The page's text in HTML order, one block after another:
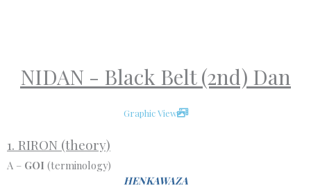
NIDAN - Black Belt (2nd) Dan
Graphic View
1. RIRON (theory)
A – GOI (terminology)
HENKAWAZA